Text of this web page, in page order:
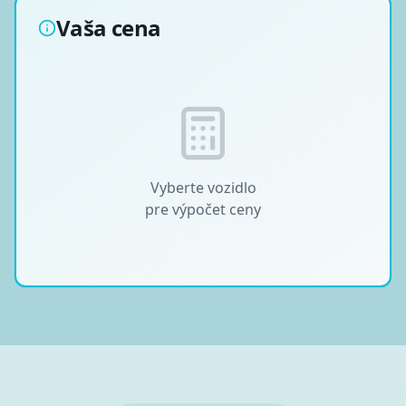
Vaša cena
Vyberte vozidlo
pre výpočet ceny